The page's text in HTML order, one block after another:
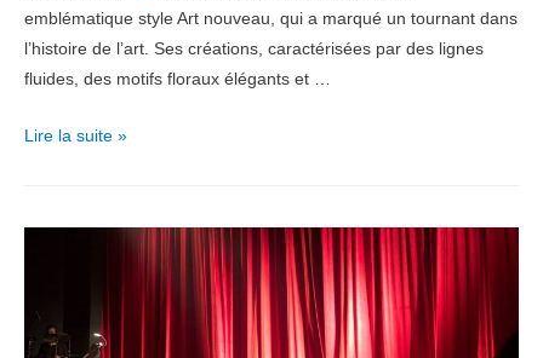
emblématique style Art nouveau, qui a marqué un tournant dans
l’histoire de l’art. Ses créations, caractérisées par des lignes
fluides, des motifs floraux élégants et …
Zoom
Alphonse
visionnaire
qui
Lire la suite »